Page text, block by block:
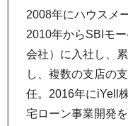
2008年にハウスメ
2010年からSBIモ
会社）に入社し、
し、複数の支店の
任。2016年にiYell
宅ローン事業開発